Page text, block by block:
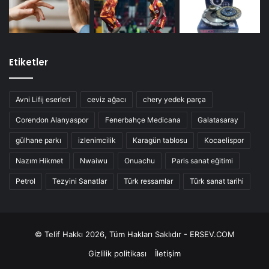
Etiketler
Avni Lifij eserleri ceviz ağacı chery yedek parça
Corendon Alanyaspor Fenerbahçe Medicana Galatasaray
gülhane parkı izlenimcilik Karagün tablosu Kocaelispor
Nazım Hikmet Nwaiwu Onuachu Paris sanat eğitimi
Petrol Tezyini Sanatlar Türk ressamlar Türk sanat tarihi
© Telif Hakkı 2026, Tüm Hakları Saklıdır - ERSEV.COM
Gizlilik politikası
İletişim